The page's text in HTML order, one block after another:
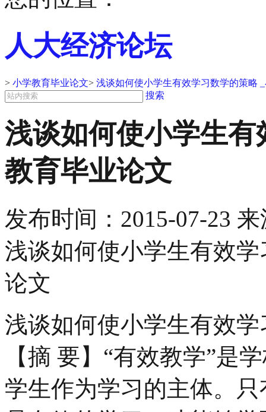
人大经济论坛
> 小学教育毕业论文> 浅谈如何使小学生有效学习数学的策略
搜索
浅谈如何使小学生
教育毕业论文
发布时间： 2015-07-23 来
浅谈如何使小学生有效
论文
浅谈如何使小学生有效
【摘 要】“有效教学”是
学生作为学习的主体。